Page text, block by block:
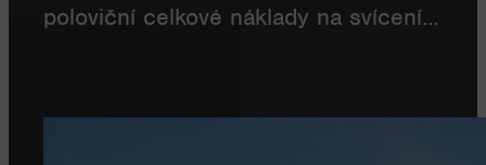
poloviční celkové náklady na svícení…